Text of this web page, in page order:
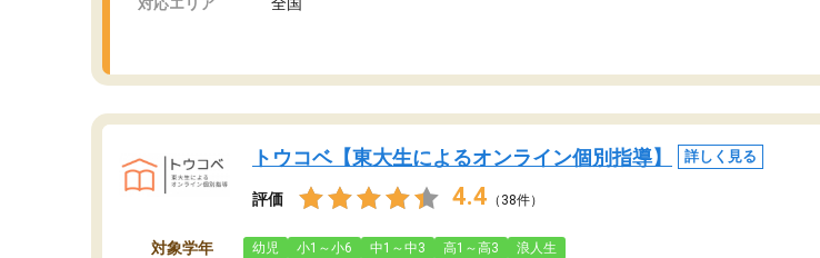
トウコベ【東大生によるオンライン個別指導】 詳しく見る
評価 4.4 （38件）
対象学年 幼児 小1～小6 中1～中3 高1～高3 浪人生